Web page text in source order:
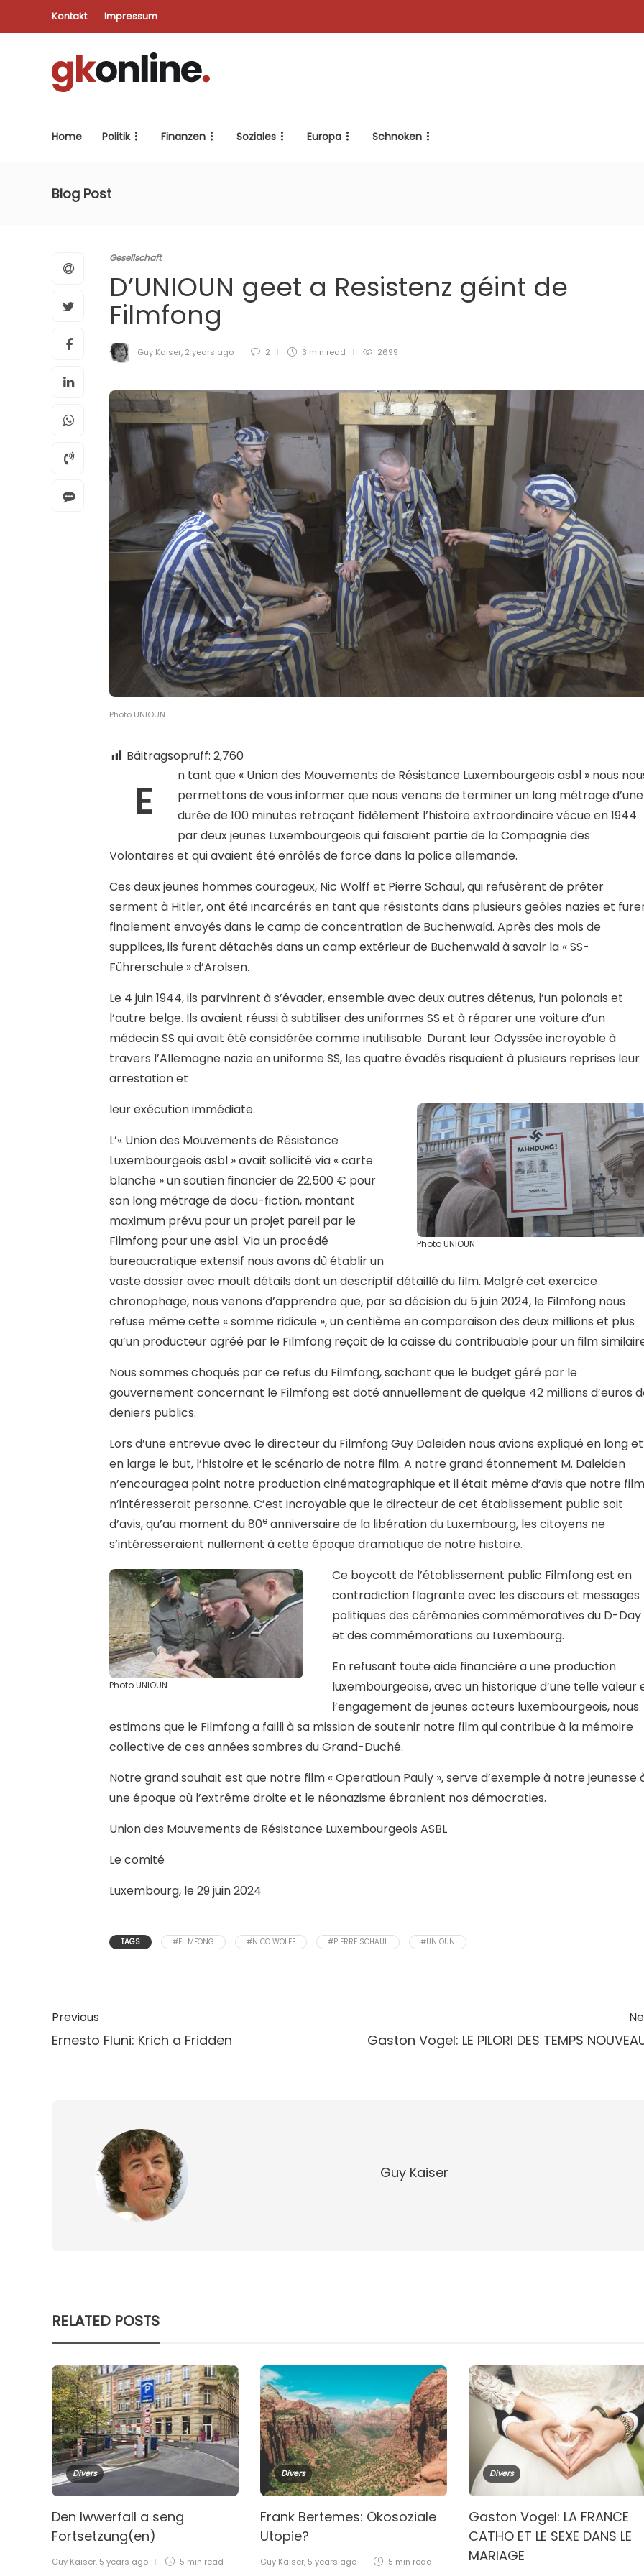
Kontakt Impressum
Home Politik Finanzen Soziales Europa Schnoken
Blog Post
Gesellschaft
D’UNIOUN geet a Resistenz géint de
Filmfong
Guy Kaiser, 2 years ago 2 3 min read 2699
Photo UNIOUN
Bäitragsopruff: 2,760
E
n tant que « Union des Mouvements de Résistance Luxembourgeois asbl » nous
permettons de vous informer que nous venons de terminer un long métrage d’une
durée de 100 minutes retraçant fidèlement l’histoire extraordinaire vécue en 1944
par deux jeunes Luxembourgeois qui faisaient partie de la Compagnie des
Volontaires et qui avaient été enrôlés de force dans la police allemande.
Ces deux jeunes hommes courageux, Nic Wolff et Pierre Schaul, qui refusèrent de prêter
serment à Hitler, ont été incarcérés en tant que résistants dans plusieurs geôles nazies et
finalement envoyés dans le camp de concentration de Buchenwald. Après des mois de
supplices, ils furent détachés dans un camp extérieur de Buchenwald à savoir la « SS-
Führerschule » d’Arolsen.
Le 4 juin 1944, ils parvinrent à s’évader, ensemble avec deux autres détenus, l’un polonais et
l’autre belge. Ils avaient réussi à subtiliser des uniformes SS et à réparer une voiture d’un
médecin SS qui avait été considérée comme inutilisable. Durant leur Odyssée incroyable à
travers l’Allemagne nazie en uniforme SS, les quatre évadés risquaient à plusieurs reprises leur
arrestation et
Photo UNIOUN
leur exécution immédiate.
L’« Union des Mouvements de Résistance
Luxembourgeois asbl » avait sollicité via « carte
blanche » un soutien financier de 22.500 € pour
son long métrage de docu-fiction, montant
maximum prévu pour un projet pareil par le
Filmfong pour une asbl. Via un procédé
bureaucratique extensif nous avons dû établir un
vaste dossier avec moult détails dont un descriptif détaillé du film. Malgré cet exercice
chronophage, nous venons d’apprendre que, par sa décision du 5 juin 2024, le Filmfong nous
refuse même cette « somme ridicule », un centième en comparaison des deux millions et plus
qu’un producteur agréé par le Filmfong reçoit de la caisse du contribuable pour un film
Nous sommes choqués par ce refus du Filmfong, sachant que le budget géré par le
gouvernement concernant le Filmfong est doté annuellement de quelque 42 millions d’euros
deniers publics.
Lors d’une entrevue avec le directeur du Filmfong Guy Daleiden nous avions expliqué en long et
en large le but, l’histoire et le scénario de notre film. A notre grand étonnement M. Daleiden
n’encouragea point notre production cinématographique et il était même d’avis que notre film
n’intéresserait personne. C’est incroyable que le directeur de cet établissement public soit
d’avis, qu’au moment du 80e anniversaire de la libération du Luxembourg, les citoyens ne
s’intéresseraient nullement à cette époque dramatique de notre histoire.
Photo UNIOUN
Ce boycott de l’établissement public Filmfong est en
contradiction flagrante avec les discours et messages
politiques des cérémonies commémoratives du D-Day
et des commémorations au Luxembourg.
En refusant toute aide financière a une production
luxembourgeoise, avec un historique d’une telle valeur
l’engagement de jeunes acteurs luxembourgeois, nous
estimons que le Filmfong a failli à sa mission de soutenir notre film qui contribue à la mémoire
collective de ces années sombres du Grand-Duché.
Notre grand souhait est que notre film « Operatioun Pauly », serve d’exemple à notre jeunesse
une époque où l’extrême droite et le néonazisme ébranlent nos démocraties.
Union des Mouvements de Résistance Luxembourgeois ASBL
Le comité
Luxembourg, le 29 juin 2024
TAGS #FILMFONG #NICO WOLFF #PIERRE SCHAUL #UNIOUN
Previous
Ernesto Fluni: Krich a Fridden Gaston Vogel: LE PILORI DES TEMPS
Guy Kaiser
RELATED POSTS
Divers
Den Iwwerfall a seng
Fortsetzung(en)
Guy Kaiser, 5 years ago 5 min read
Divers
Frank Bertemes: Ökosoziale
Utopie?
Guy Kaiser, 5 years ago 5 min read
Divers
Gaston Vogel: LA FRANCE
CATHO ET LE SEXE DANS LE
MARIAGE